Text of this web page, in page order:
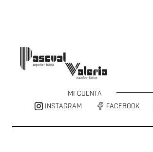
MI CUENTA
INSTAGRAM
FACEBOOK